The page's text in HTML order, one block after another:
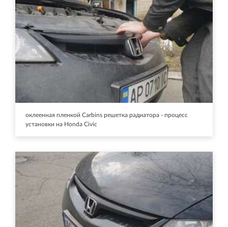
оклеенная пленкой Carbins решетка радиатора - процесс
установки на Honda Civic